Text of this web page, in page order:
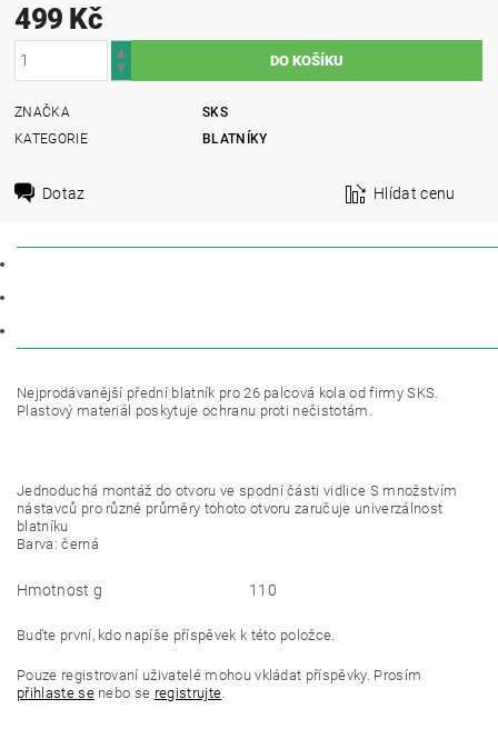
499 Kč
ZNAČKA
SKS
KATEGORIE
BLATNÍKY
Dotaz Hlídat cenu
Nejprodávanější přední blatník pro 26 palcová kola od firmy SKS.
Plastový materiál poskytuje ochranu proti nečistotám.
Jednoduchá montáž do otvoru ve spodní části vidlice S množstvím
nástavců pro různé průměry tohoto otvoru zaručuje univerzálnost
blatníku
Barva: černá
Hmotnost g 110
Buďte první, kdo napíše příspěvek k této položce.
Pouze registrovaní uživatelé mohou vkládat příspěvky. Prosím
přihlaste senebo se registrujte.